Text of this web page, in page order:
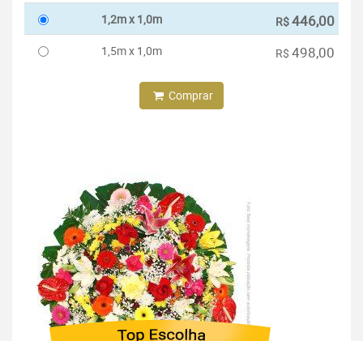
1,2m x 1,0m R$446,00
1,5m x 1,0m R$ 498,00
Comprar